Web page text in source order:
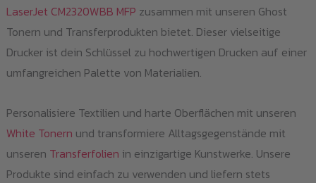
LaserJet CM2320WBB MFP zusammen mit unseren Ghost
Tonern und Transferprodukten bietet. Dieser vielseitige
Drucker ist dein Schlüssel zu hochwertigen Drucken auf einer
umfangreichen Palette von Materialien.
Personalisiere Textilien und harte Oberflächen mit unseren
White Tonern und transformiere Alltagsgegenstände mit
unseren Transferfolien in einzigartige Kunstwerke. Unsere
Produkte sind einfach zu verwenden und liefern stets